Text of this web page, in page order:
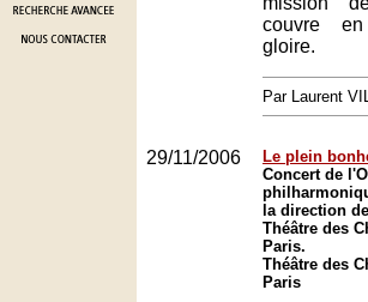
couvre
gloire.
Par Laurent
29/11/2006
Le plein
Concert de
la direction
Théâtre des
Paris.
Théâtre des
Paris